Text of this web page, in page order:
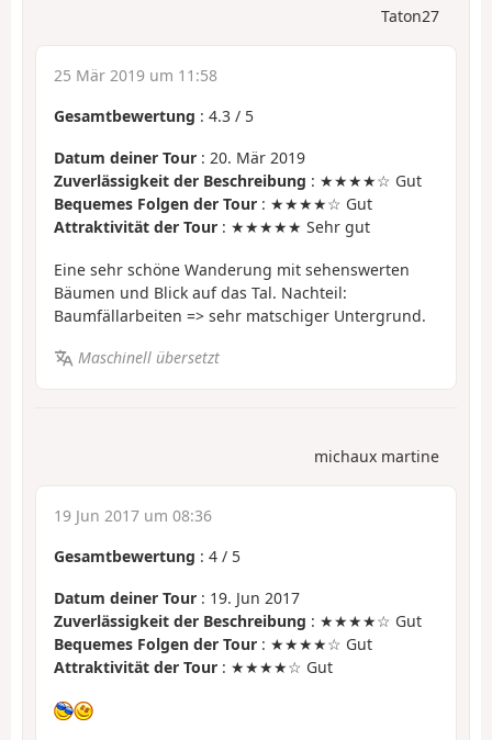
Taton27
25 Mär 2019 um 11:58
Gesamtbewertung : 4.3 / 5
Datum deiner Tour : 20. Mär 2019
Zuverlässigkeit der Beschreibung : ★★★★☆ Gut
Bequemes Folgen der Tour : ★★★★☆ Gut
Attraktivität der Tour : ★★★★★ Sehr gut
Eine sehr schöne Wanderung mit sehenswerten
Bäumen und Blick auf das Tal. Nachteil:
Baumfällarbeiten => sehr matschiger Untergrund.
Maschinell übersetzt
michaux martine
19 Jun 2017 um 08:36
Gesamtbewertung : 4 / 5
Datum deiner Tour : 19. Jun 2017
Zuverlässigkeit der Beschreibung : ★★★★☆ Gut
Bequemes Folgen der Tour : ★★★★☆ Gut
Attraktivität der Tour : ★★★★☆ Gut